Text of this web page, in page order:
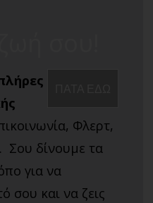
Φλερτ,
Σου δίνουμε τα
για να
σου και να ζεις